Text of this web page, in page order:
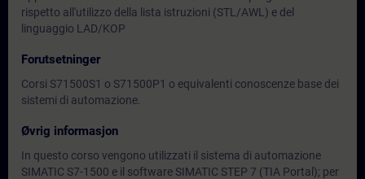
rispetto all'utilizzo della lista istruzioni (STL/AWL) e del
linguaggio LAD/KOP
Forutsetninger
Corsi S71500S1 o S71500P1 o equivalenti conoscenze base dei
sistemi di automazione.
Øvrig informasjon
In questo corso vengono utilizzati il sistema di automazione
SIMATIC S7-1500 e il software SIMATIC STEP 7 (TIA Portal); per